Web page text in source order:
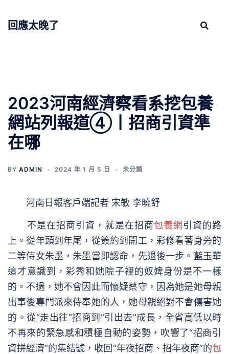
回應太晚了
2023河南經濟察看系挖包養
網站列報道④丨招商引資準
在哪
BY ADMIN 2024 年 1 月 5 日 未分類
河南日報客戶端記者 宋敏 李曉舒
不是在招商引資，就是在招商包養網引資的路
上。從年頭到年尾，從簽約到開工，彩修看著身旁的
二等侍女朱墨，朱墨當即認命，先退後一步。藍玉華
這才意識到，彩秀和她院子裡的奴婢身份是不一樣
的。不過，她不會因此而懷疑蔡守，因為她是她母親
出事後專門派來侍奉她的人，她母親絕對不會傷害她
的。從“走出往”招商到“引出去”成長，全省高低以時
不再來的緊急感和積極自動的姿勢，吹響了“招商引
資拼經濟”的集結號，收回“年夜招商、招年夜商”的包